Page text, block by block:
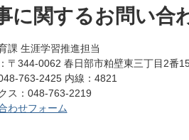
に関するお問い合
課 生涯学習推進担当
〒344-0062 春日部市粕壁東三丁目2番
763-2425 内線：4821
ス：048-763-2219
わせフォーム